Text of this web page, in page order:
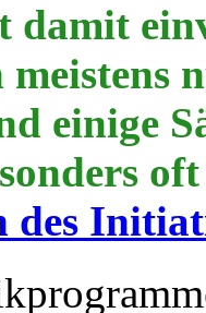
einige
des